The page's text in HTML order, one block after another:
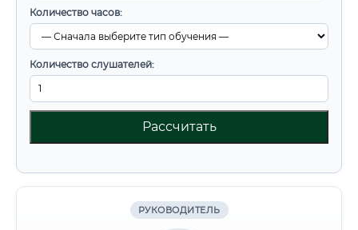
Количество часов:
Количество слушателей:
Рассчитать
РУКОВОДИТЕЛЬ